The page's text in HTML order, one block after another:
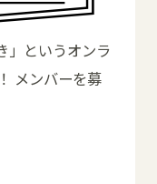
」というオンラ
メンバーを募